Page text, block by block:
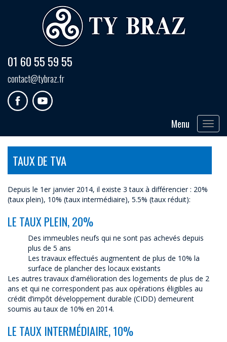
01 60 55 59 55
contact@tybraz.fr
Toggle
Menu
TAUX DE TVA
Depuis le 1er janvier 2014, il existe 3 taux à différencier : 20%
(taux plein), 10% (taux intermédiaire), 5.5% (taux réduit):
LE TAUX PLEIN, 20%
Des immeubles neufs qui ne sont pas achevés depuis
plus de 5 ans
Les travaux effectués augmentent de plus de 10% la
surface de plancher des locaux existants
Les autres travaux d’amélioration des logements de plus de 2
ans et qui ne correspondent pas aux opérations éligibles au
crédit d’impôt développement durable (CIDD) demeurent
soumis au taux de 10% en 2014.
LE TAUX INTERMÉDIAIRE, 10%